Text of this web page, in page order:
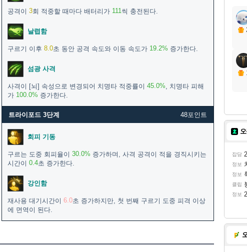
공격이 3회 적중할 때마다 배터리가 111씩 충전된다.
날렵함
구르기 이후 8.0초 동안 공격 속도와 이동 속도가 19.2% 증가한다.
섬광 사격
사격이 [뇌] 속성으로 변경되어 치명타 적중률이 45.0%, 치명타 피해
가 100.0% 증가한다.
트라이포드 3단계 48포인트
회피 기동
구르는 도중 회피율이 30.0% 증가하며, 사격 공격이 적을 경직시키는
시간이 0.4초 증가한다.
강인함
재사용 대기시간이 6.0초 증가하지만, 첫 번째 구르기 도중 피격 이상
에 면역이 된다.
교
당
당
당
당
당
당
에
당
잡담
정보
정보
클립
정보